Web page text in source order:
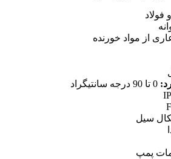
فولاد
از مواد خورنده
سیل
پمپ